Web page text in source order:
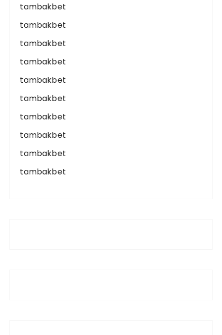
tambakbet
tambakbet
tambakbet
tambakbet
tambakbet
tambakbet
tambakbet
tambakbet
tambakbet
tambakbet